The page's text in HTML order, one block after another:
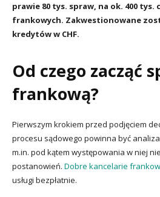
prawie 80 tys. spraw, na ok. 400 tys.
frankowych. Zakwestionowane
kredytów w CHF.
Od czego zacząć
frankową?
Pierwszym krokiem przed podjęciem
procesu sądowego powinna być
m.in. pod kątem występowania w niej
postanowień. Dobre kancelarie
usługi bezpłatnie.